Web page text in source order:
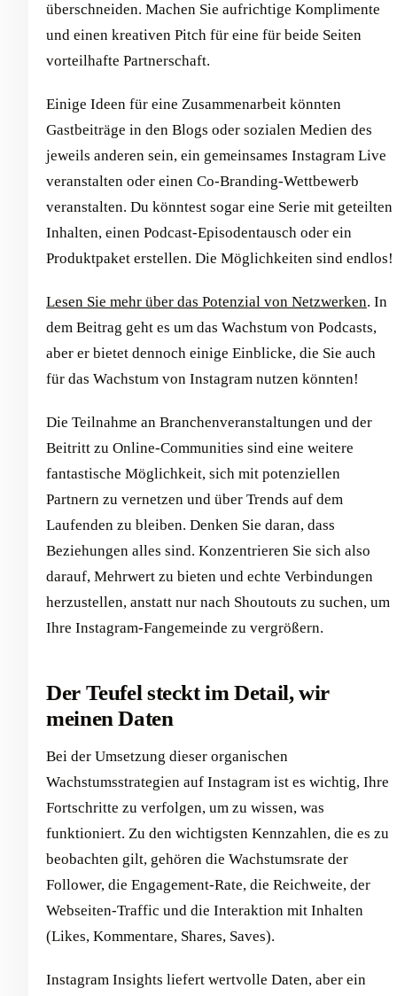
überschneiden. Machen Sie aufrichtige Komplimente
und einen kreativen Pitch für eine für beide Seiten
vorteilhafte Partnerschaft.
Einige Ideen für eine Zusammenarbeit könnten
Gastbeiträge in den Blogs oder sozialen Medien des
jeweils anderen sein, ein gemeinsames Instagram Live
veranstalten oder einen Co-Branding-Wettbewerb
veranstalten. Du könntest sogar eine Serie mit geteilten
Inhalten, einen Podcast-Episodentausch oder ein
Produktpaket erstellen. Die Möglichkeiten sind endlos!
Lesen Sie mehr über das Potenzial von Netzwerken. In
dem Beitrag geht es um das Wachstum von Podcasts,
aber er bietet dennoch einige Einblicke, die Sie auch
für das Wachstum von Instagram nutzen könnten!
Die Teilnahme an Branchenveranstaltungen und der
Beitritt zu Online-Communities sind eine weitere
fantastische Möglichkeit, sich mit potenziellen
Partnern zu vernetzen und über Trends auf dem
Laufenden zu bleiben. Denken Sie daran, dass
Beziehungen alles sind. Konzentrieren Sie sich also
darauf, Mehrwert zu bieten und echte Verbindungen
herzustellen, anstatt nur nach Shoutouts zu suchen, um
Ihre Instagram-Fangemeinde zu vergrößern.
Der Teufel steckt im Detail, wir
meinen Daten
Bei der Umsetzung dieser organischen
Wachstumsstrategien auf Instagram ist es wichtig, Ihre
Fortschritte zu verfolgen, um zu wissen, was
funktioniert. Zu den wichtigsten Kennzahlen, die es zu
beobachten gilt, gehören die Wachstumsrate der
Follower, die Engagement-Rate, die Reichweite, der
Webseiten-Traffic und die Interaktion mit Inhalten
(Likes, Kommentare, Shares, Saves).
Instagram Insights liefert wertvolle Daten, aber ein